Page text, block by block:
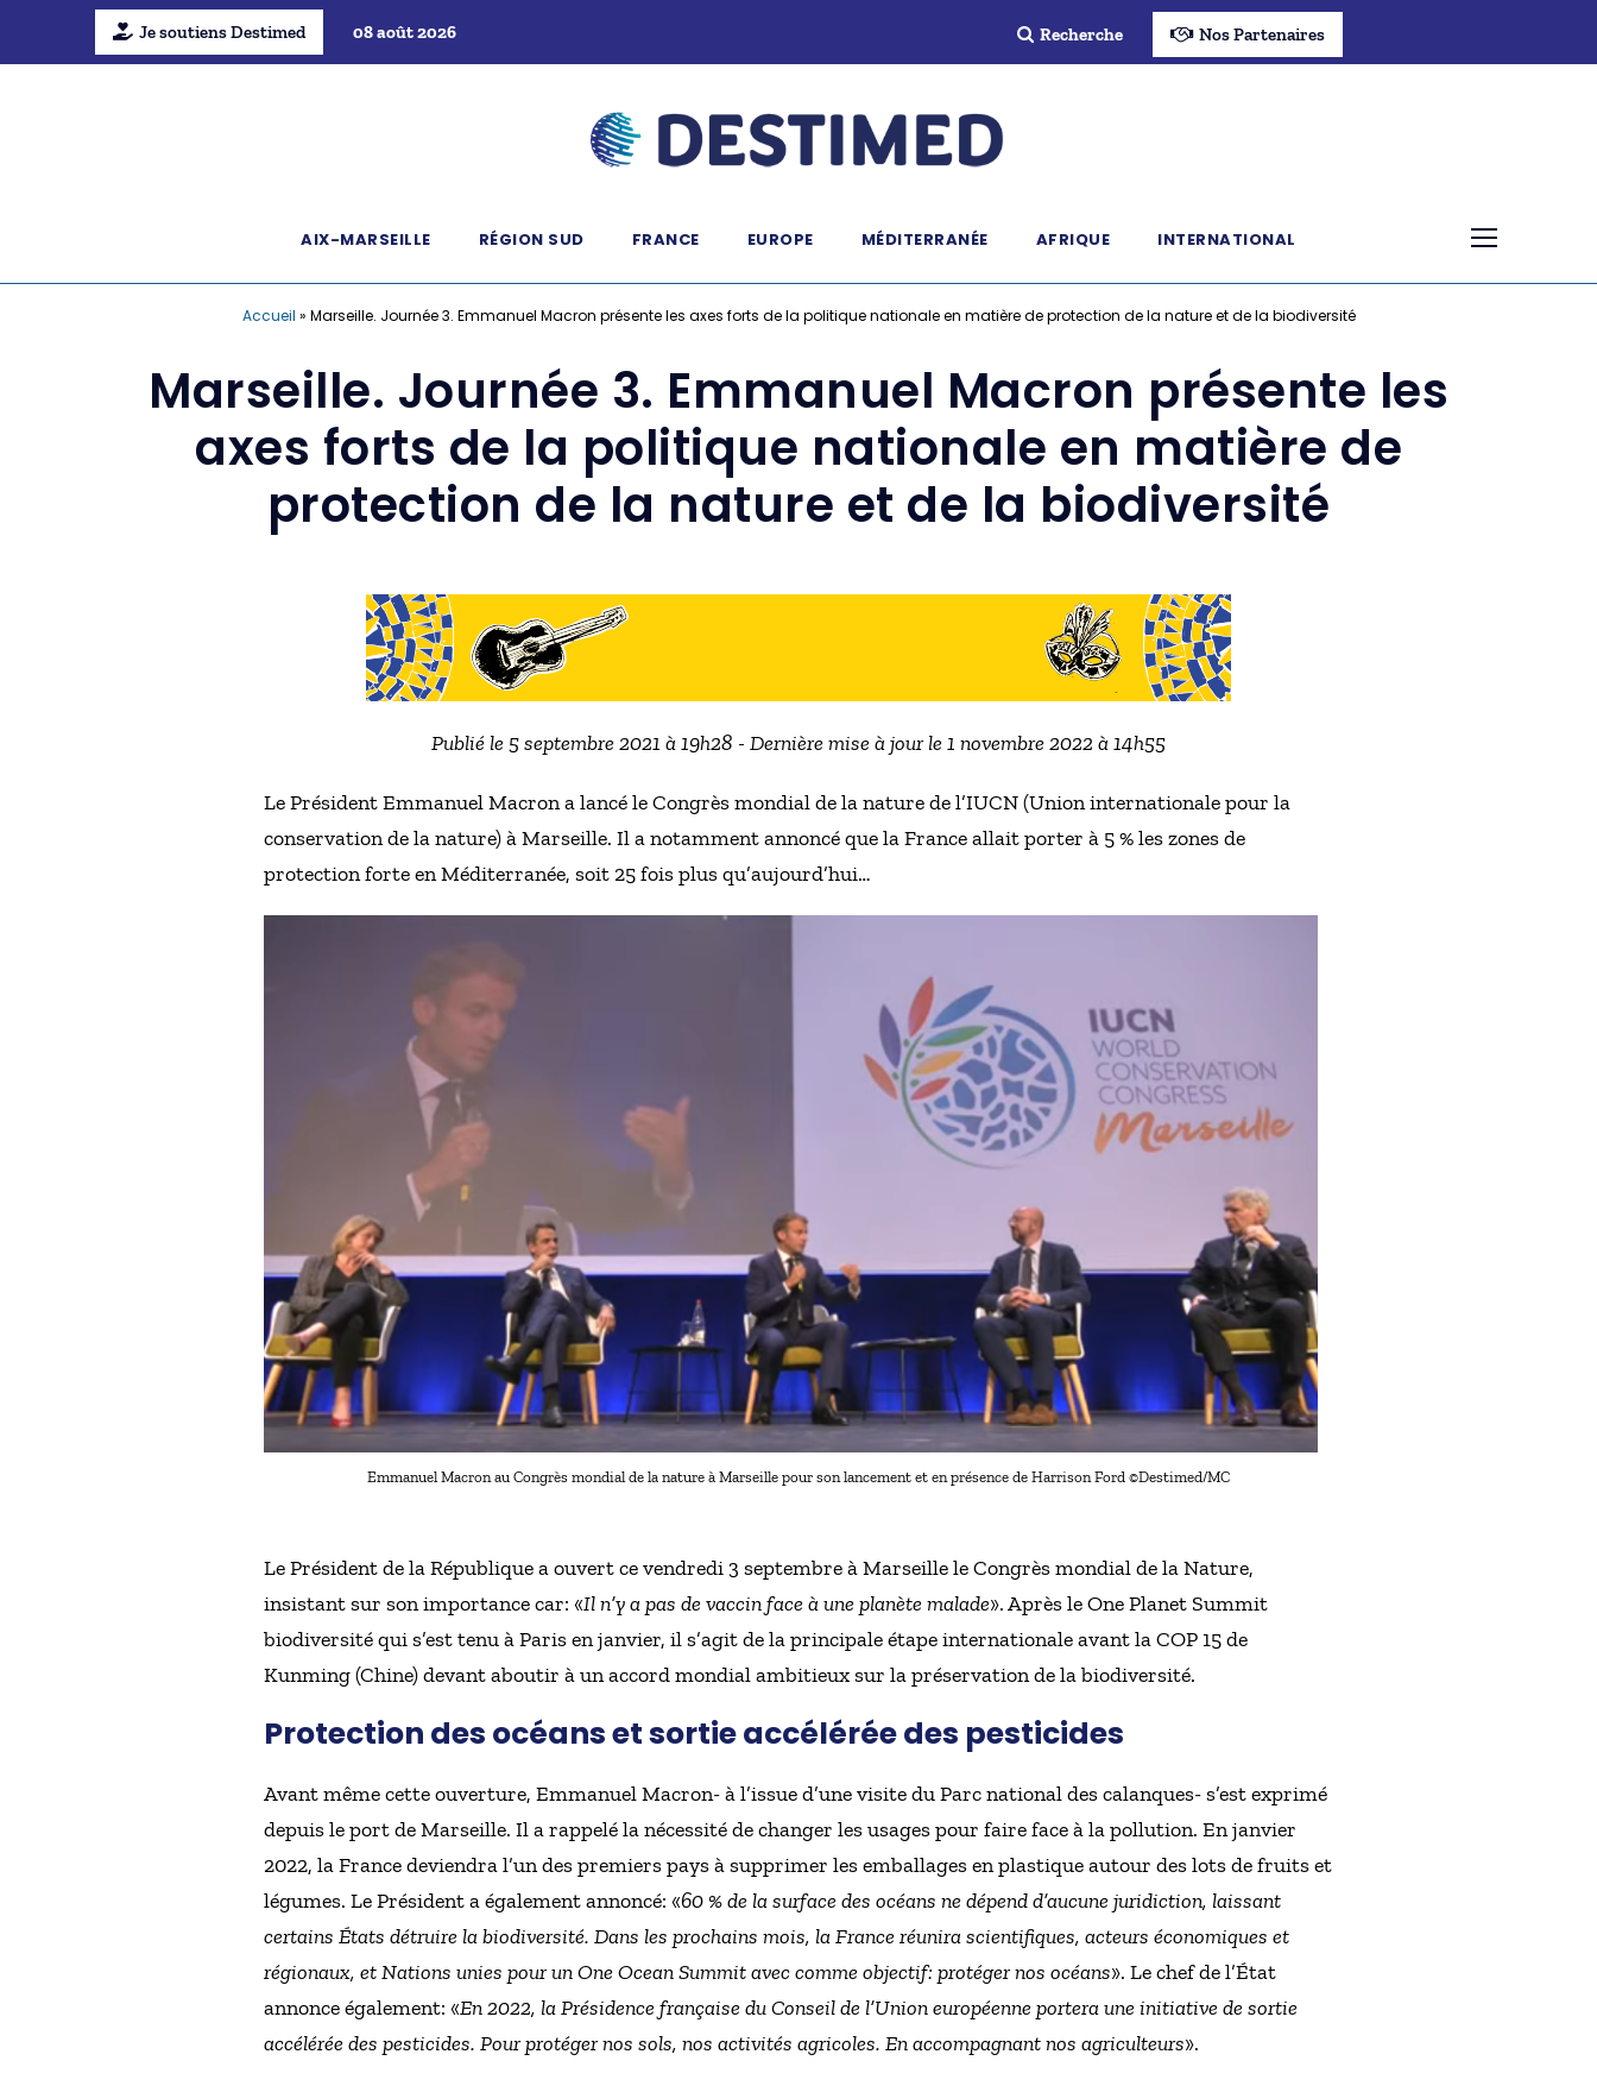
Je soutiens Destimed 08 août 2026 Recherche Nos Partenaires
AIX-MARSEILLE RÉGION SUD FRANCE EUROPE MÉDITERRANÉE AFRIQUE INTERNATIONAL
Accueil » Marseille. Journée 3. Emmanuel Macron présente les axes forts de la politique nationale en matière de protection de la nature et de la biodiversité
Marseille. Journée 3. Emmanuel Macron présente les
axes forts de la politique nationale en matière de
protection de la nature et de la biodiversité
Publié le 5 septembre 2021 à 19h28 - Dernière mise à jour le 1 novembre 2022 à 14h55
Le Président Emmanuel Macron a lancé le Congrès mondial de la nature de l’IUCN (Union internationale pour la
conservation de la nature) à Marseille. Il a notamment annoncé que la France allait porter à 5 % les zones de
protection forte en Méditerranée, soit 25 fois plus qu’aujourd’hui…
Emmanuel Macron au Congrès mondial de la nature à Marseille pour son lancement et en présence de Harrison Ford ©Destimed/MC
Le Président de la République a ouvert ce vendredi 3 septembre à Marseille le Congrès mondial de la Nature,
insistant sur son importance car: «Il n’y a pas de vaccin face à une planète malade». Après le One Planet Summit
biodiversité qui s’est tenu à Paris en janvier, il s’agit de la principale étape internationale avant la COP 15 de
Kunming (Chine) devant aboutir à un accord mondial ambitieux sur la préservation de la biodiversité.
Protection des océans et sortie accélérée des pesticides
Avant même cette ouverture, Emmanuel Macron- à l’issue d’une visite du Parc national des calanques- s’est exprimé
depuis le port de Marseille. Il a rappelé la nécessité de changer les usages pour faire face à la pollution. En janvier
2022, la France deviendra l’un des premiers pays à supprimer les emballages en plastique autour des lots de fruits et
légumes. Le Président a également annoncé: «60 % de la surface des océans ne dépend d’aucune juridiction, laissant
certains États détruire la biodiversité. Dans les prochains mois, la France réunira scientifiques, acteurs économiques et
régionaux, et Nations unies pour un One Ocean Summit avec comme objectif: protéger nos océans». Le chef de l’État
annonce également: «En 2022, la Présidence française du Conseil de l’Union européenne portera une initiative de sortie
accélérée des pesticides. Pour protéger nos sols, nos activités agricoles. En accompagnant nos agriculteurs».